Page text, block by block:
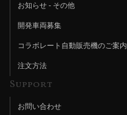
お知らせ - その他
開発車両募集
コラボレート自動販売機のご案内
注文方法
Support
お問い合わせ